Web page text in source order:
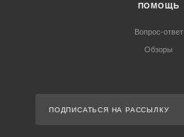
ПОМОЩЬ
Вопрос-ответ
Обзоры
ПОДПИСАТЬСЯ НА РАССЫЛКУ